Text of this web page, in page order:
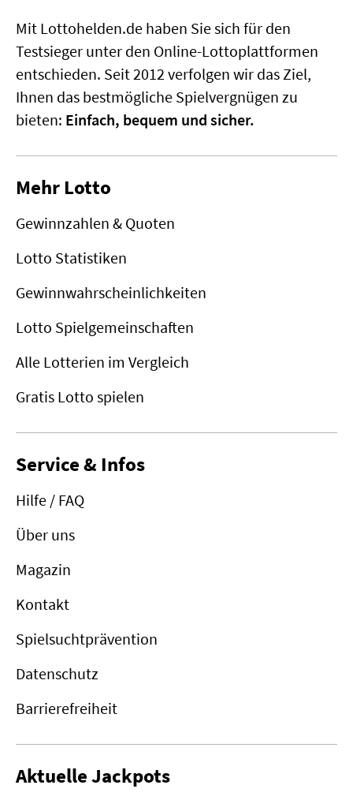
Mit Lottohelden.de haben Sie sich für den
Testsieger unter den Online-Lottoplattformen
entschieden. Seit 2012 verfolgen wir das Ziel,
Ihnen das bestmögliche Spielvergnügen zu
bieten: Einfach, bequem und sicher.
Mehr Lotto
Gewinnzahlen & Quoten
Lotto Statistiken
Gewinnwahrscheinlichkeiten
Lotto Spielgemeinschaften
Alle Lotterien im Vergleich
Gratis Lotto spielen
Service & Infos
Hilfe / FAQ
Über uns
Magazin
Kontakt
Spielsuchtprävention
Datenschutz
Barrierefreiheit
Aktuelle Jackpots